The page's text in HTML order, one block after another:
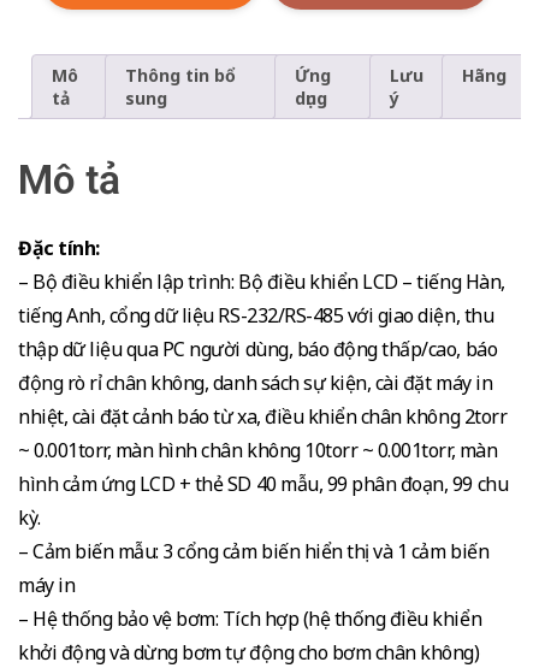
Mô
tả
Thông tin bổ
sung
Ứng
dụng
Lưu
ý
Hãng
Mô tả
Đặc tính:
– Bộ điều khiển lập trình: Bộ điều khiển LCD – tiếng Hàn,
tiếng Anh, cổng dữ liệu RS-232/RS-485 với giao diện, thu
thập dữ liệu qua PC người dùng, báo động thấp/cao, báo
động rò rỉ chân không, danh sách sự kiện, cài đặt máy in
nhiệt, cài đặt cảnh báo từ xa, điều khiển chân không 2torr
~ 0.001torr, màn hình chân không 10torr ~ 0.001torr, màn
hình cảm ứng LCD + thẻ SD 40 mẫu, 99 phân đoạn, 99 chu
kỳ.
– Cảm biến mẫu: 3 cổng cảm biến hiển thị và 1 cảm biến
máy in
– Hệ thống bảo vệ bơm: Tích hợp (hệ thống điều khiển
khởi động và dừng bơm tự động cho bơm chân không)